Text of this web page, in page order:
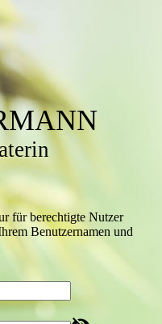
für berechtigte Nutzer
Benutzernamen und